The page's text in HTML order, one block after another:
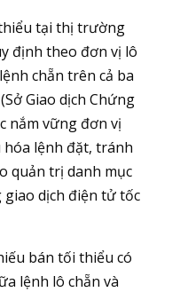
tại thị trường
định theo đơn vị lô
chẵn trên cả ba
Giao dịch Chứng
nắm vững đơn vị
lệnh đặt, tránh
quản trị danh mục
dịch điện tử tốc
bán tối thiểu có
lệnh lô chẵn và